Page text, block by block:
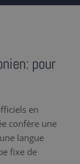
pour
en
confère une
langue
fixe de